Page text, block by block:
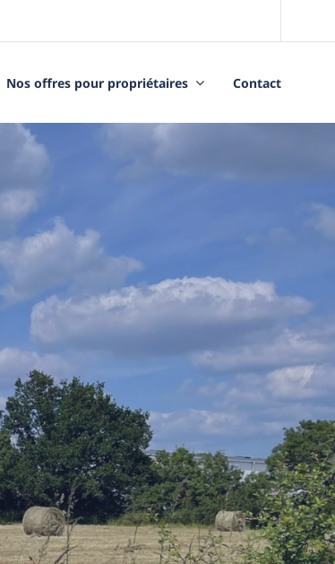
Nos offres pour propriétaires Contact